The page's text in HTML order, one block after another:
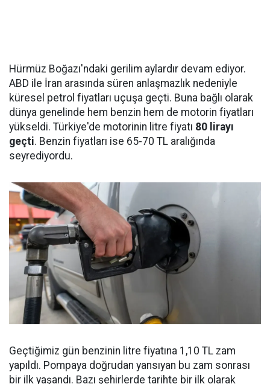
Hürmüz Boğazı'ndaki gerilim aylardır devam ediyor.
ABD ile İran arasında süren anlaşmazlık nedeniyle
küresel petrol fiyatları uçuşa geçti. Buna bağlı olarak
dünya genelinde hem benzin hem de motorin fiyatları
yükseldi. Türkiye'de motorinin litre fiyatı 80 lirayı
geçti. Benzin fiyatları ise 65-70 TL aralığında
seyrediyordu.
Geçtiğimiz gün benzinin litre fiyatına 1,10 TL zam
yapıldı. Pompaya doğrudan yansıyan bu zam sonrası
bir ilk yaşandı. Bazı şehirlerde tarihte bir ilk olarak